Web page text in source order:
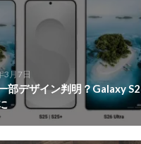
3月7日
部デザイン判明？Galaxy